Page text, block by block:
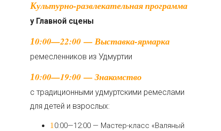
Культурно-развлекательная программа
у Главной сцены
10:00—22:00 — Выставка-ярмарка
ремесленников из Удмуртии
10:00—19:00 — Знакомство
с традиционными удмуртскими ремеслами
для детей и взрослых:
10:00—12:00 — Мастер-класс «Валяный